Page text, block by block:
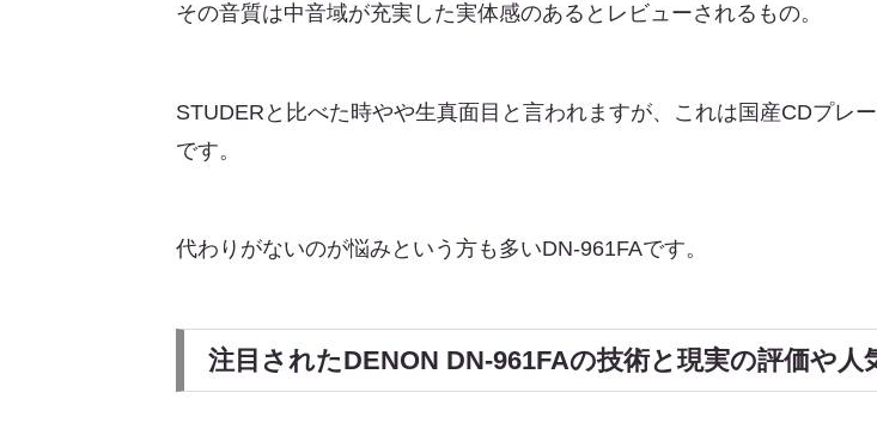
その音質は中音域が充実した実体感のあるとレビューされるもの。
STUDERと比べた時やや生真面目と言われますが、これは国産CDプレ
です。
代わりがないのが悩みという方も多いDN-961FAです。
注目されたDENON DN-961FAの技術と現実の評価や